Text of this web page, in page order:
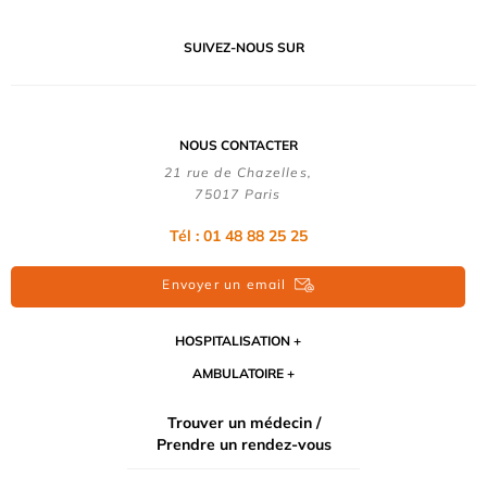
SUIVEZ-NOUS SUR
NOUS CONTACTER
21 rue de Chazelles,
75017 Paris
Tél : 01 48 88 25 25
Envoyer un email
HOSPITALISATION
AMBULATOIRE
Trouver un médecin /
Prendre un rendez-vous